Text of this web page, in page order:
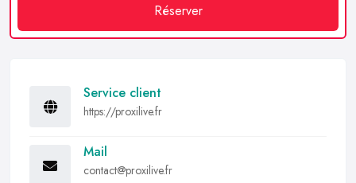
Réserver
Service client
https://proxilive.fr
Mail
contact@proxilive.fr